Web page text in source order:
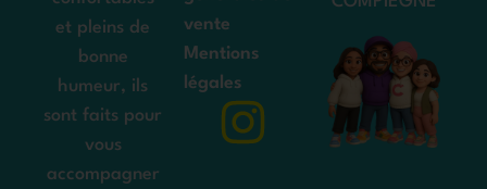
et pleins de
bonne
humeur, ils
sont faits pour
vous
accompagner
vente
Mentions
légales